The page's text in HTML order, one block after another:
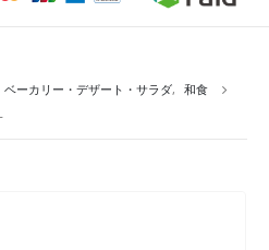
ベーカリー・デザート・サラダ, 和食